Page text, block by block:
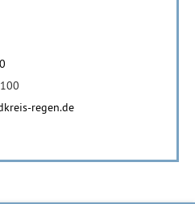
regen.de